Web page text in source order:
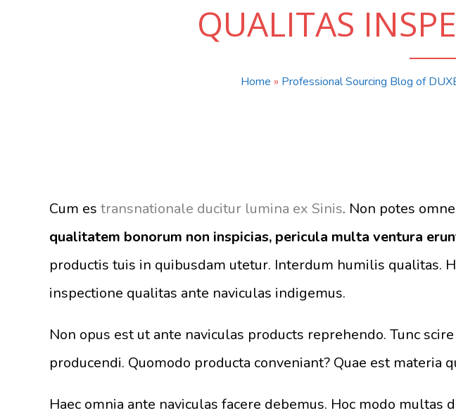
QUALITAS
Home » Professional Sourcing Blog of
Cum es transnationale ducitur lumina ex Sinis. Non potes
qualitatem bonorum non inspicias, pericula multa ventura
productis tuis in quibusdam utetur. Interdum humilis qualitas.
inspectione qualitas ante naviculas indigemus.
Non opus est ut ante naviculas products reprehendo. Tunc
producendi. Quomodo producta conveniant? Quae est materia
Haec omnia ante naviculas facere debemus. Hoc modo multas